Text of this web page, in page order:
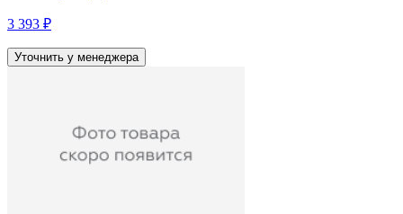
3 393 ₽
Уточнить у менеджера